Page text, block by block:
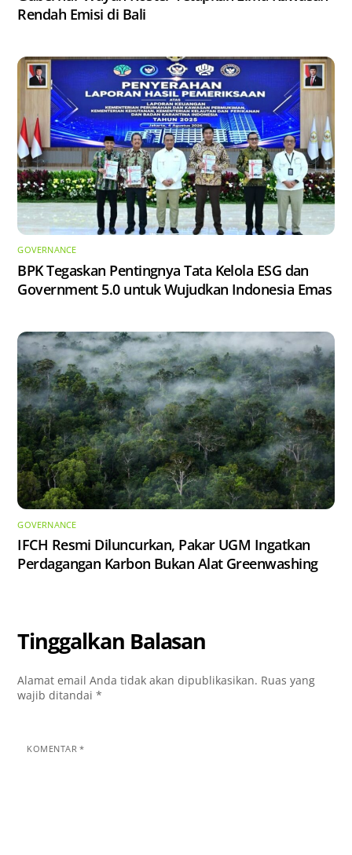
Rendah Emisi di Bali
GOVERNANCE
BPK Tegaskan Pentingnya Tata Kelola ESG dan
Government 5.0 untuk Wujudkan Indonesia Emas
GOVERNANCE
IFCH Resmi Diluncurkan, Pakar UGM Ingatkan
Perdagangan Karbon Bukan Alat Greenwashing
Tinggalkan Balasan
Alamat email Anda tidak akan dipublikasikan. Ruas yang
wajib ditandai*
KOMENTAR*